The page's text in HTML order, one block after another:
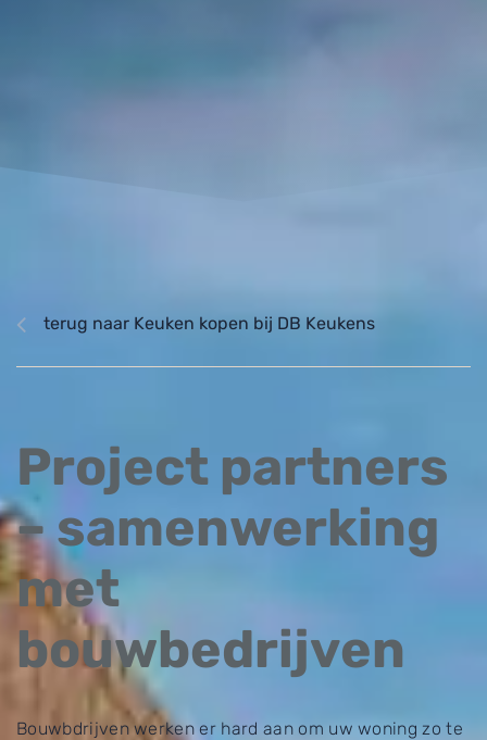
terug naar Keuken kopen bij DB Keukens
Project partners
– samenwerking
met
bouwbedrijven
Bouwbdrijven werken er hard aan om uw woning zo te